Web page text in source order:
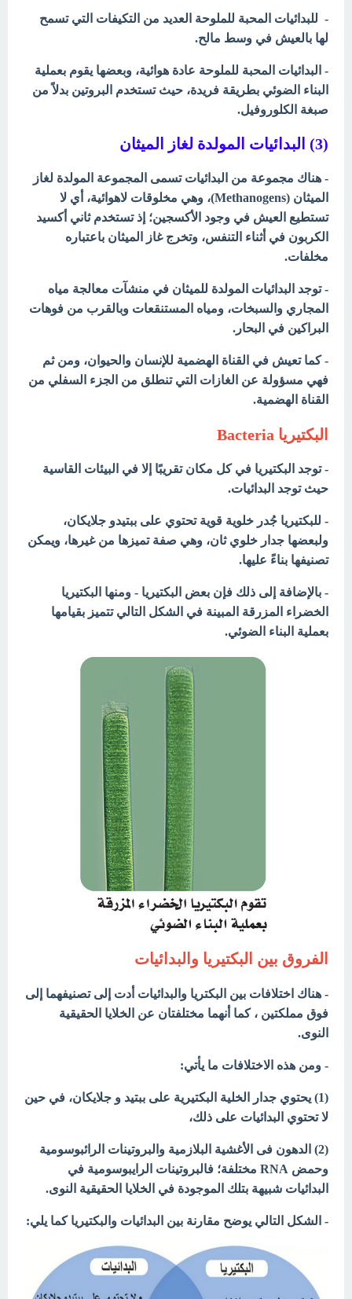
- للبدائيات المحبة للملوحة العديد من التكيفات التي تسمح
لها بالعيش في وسط مالح.
- البدائيات المحبة للملوحة عادة هوائية، وبعضها يقوم بعملية
البناء الضوئي بطريقة فريدة، حيث تستخدم البروتين بدلاً من
صبغة الكلوروفيل.
(3) البدائيات المولدة لغاز الميثان
- هناك مجموعة من البدائيات تسمى المجموعة المولدة لغاز
الميثان (Methanogens)، وهي مخلوقات لاهوائية، أي لا
تستطيع العيش في وجود الأكسجين؛ إذ تستخدم ثاني أكسيد
الكربون في أثناء التنفس، وتخرج غاز الميثان باعتباره
مخلفات.
- توجد البدائيات المولدة للميثان في منشآت معالجة مياه
المجاري والسبخات، ومياه المستنقعات وبالقرب من فوهات
البراكين في البحار.
- كما تعيش في القناة الهضمية للإنسان والحيوان، ومن ثم
فهي مسؤولة عن الغازات التي تنطلق من الجزء السفلي من
القناة الهضمية.
البكتيريا Bacteria
- توجد البكتيريا في كل مكان تقريبًا إلا في البيئات القاسية
حيث توجد البدائيات.
- للبكتيريا جُدر خلوية قوية تحتوي على ببتيدو جلايكان،
ولبعضها جدار خلوي ثان، وهي صفة تميزها من غيرها، ويمكن
تصنيفها بناءً عليها.
- بالإضافة إلى ذلك فإن بعض البكتيريا - ومنها البكتيريا
الخضراء المزرقة المبينة في الشكل التالي تتميز بقيامها
بعملية البناء الضوئي.
الفروق بين البكتيريا والبدائيات
- هناك اختلافات بين البكتريا والبدائيات أدت إلى تصنيفهما إلى
فوق مملكتين ، كما أنهما مختلفتان عن الخلايا الحقيقية
النوى.
- ومن هذه الاختلافات ما يأتي:
(1) يحتوي جدار الخلية البكتيرية على ببتيد و جلايكان، في حين
لا تحتوي البدائيات على ذلك،
(2) الدهون فى الأغشية البلازمية والبروتينات الرائبوسومية
وحمض RNA مختلفة؛ فالبروتينات الرايبوسومية في
البدائيات شبيهة بتلك الموجودة في الخلايا الحقيقية النوى.
- الشكل التالي يوضح مقارنة بين البدائيات والبكتيريا كما يلي: